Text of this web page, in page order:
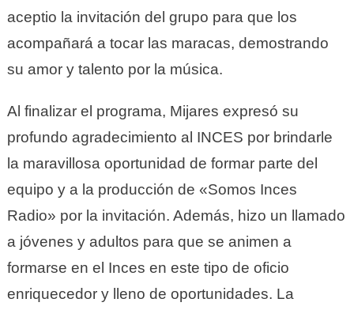
aceptio la invitación del grupo para que los
acompañará a tocar las maracas, demostrando
su amor y talento por la música.
Al finalizar el programa, Mijares expresó su
profundo agradecimiento al INCES por brindarle
la maravillosa oportunidad de formar parte del
equipo y a la producción de «Somos Inces
Radio» por la invitación. Además, hizo un llamado
a jóvenes y adultos para que se animen a
formarse en el Inces en este tipo de oficio
enriquecedor y lleno de oportunidades. La